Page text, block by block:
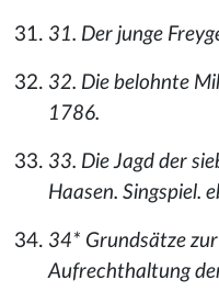
31. Der junge
32. Die belohnte
1786.
33. Die Jagd der
Haasen. Singspiel.
34* Grundsätze
Aufrechthaltung